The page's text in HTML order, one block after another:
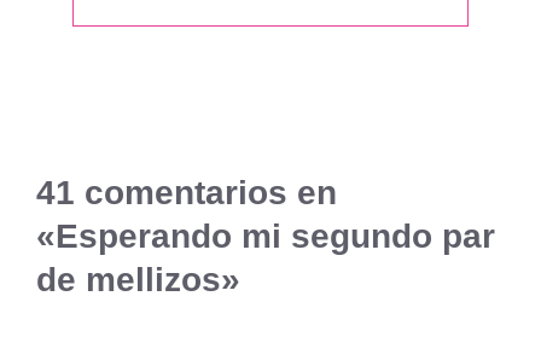
41 comentarios en
«Esperando mi segundo par
de mellizos»